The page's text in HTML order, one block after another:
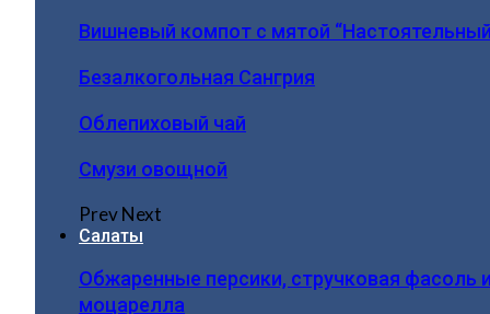
Вишневый компот с мятой
Безалкогольная Сангрия
Облепиховый чай
Смузи овощной
PrevNext
Салаты
Обжаренные персики, стручковая фасоль
моцарелла